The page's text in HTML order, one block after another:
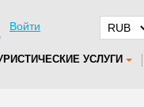
Войти
УСЛУГИ